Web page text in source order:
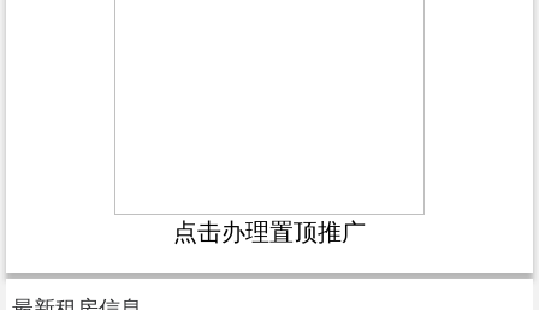
点击办理置顶推广